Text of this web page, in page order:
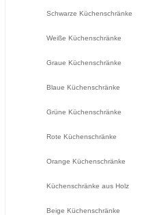
Schwarze Küchenschränke
Weiße Küchenschränke
Graue Küchenschränke
Blaue Küchenschränke
Grüne Küchenschränke
Rote Küchenschränke
Orange Küchenschränke
Küchenschränke aus Holz
Beige Küchenschränke